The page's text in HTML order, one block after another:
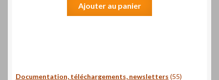
Ajouter au panier
Documentation, téléchargements, newsletters 5555